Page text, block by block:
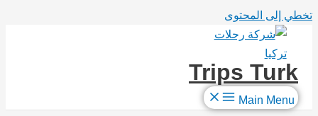
تخطي إلى المحتوى
Trips Turk
Main Menu